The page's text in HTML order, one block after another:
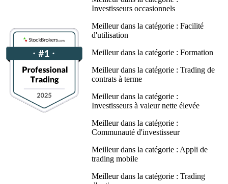
Investisseurs occasionnels
Meilleur dans la catégorie : Facilité
d'utilisation
Meilleur dans la catégorie : Formation
Meilleur dans la catégorie : Trading de
contrats à terme
Meilleur dans la catégorie :
Investisseurs à valeur nette élevée
Meilleur dans la catégorie :
Communauté d'investisseur
Meilleur dans la catégorie : Appli de
trading mobile
Meilleur dans la catégorie : Trading